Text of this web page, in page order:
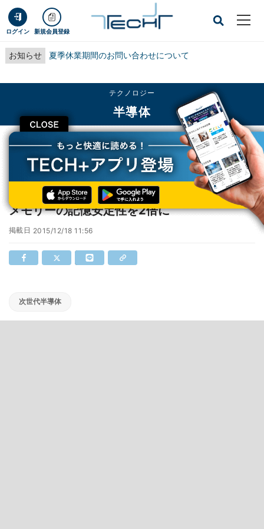
ログイン 新規会員登録
お知らせ 夏季休業期間のお問い合わせについて
CLOSE
テクノロジー
半導体
TECH+ テクノロジー
半導体
産総研、極薄コバルト層の開発で不揮発磁気メモリーの記憶安定性を2倍に
産総研、極薄コバルト層の開発で不揮発磁気
メモリーの記憶安定性を2倍に
掲載日 2015/12/18 11:56
次世代半導体